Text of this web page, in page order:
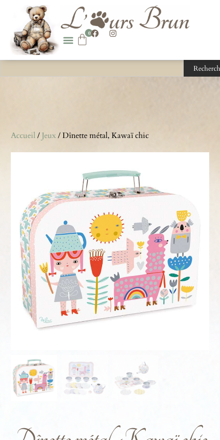
0
Accueil/ Jeux/ Dînette métal, Kawaï chic